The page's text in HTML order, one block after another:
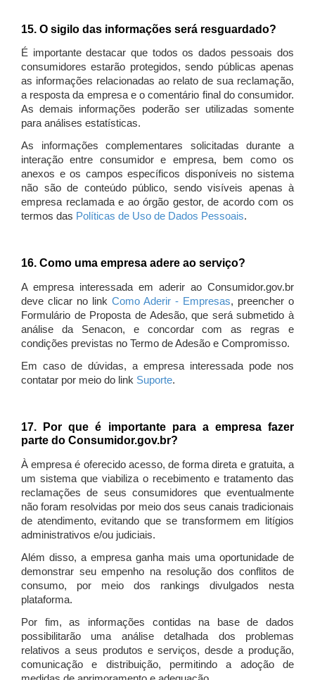
15. O sigilo das informações será resguardado?
É importante destacar que todos os dados pessoais dos
consumidores estarão protegidos, sendo públicas apenas
as informações relacionadas ao relato de sua reclamação,
a resposta da empresa e o comentário final do consumidor.
As demais informações poderão ser utilizadas somente
para análises estatísticas.
As informações complementares solicitadas durante a
interação entre consumidor e empresa, bem como os
anexos e os campos específicos disponíveis no sistema
não são de conteúdo público, sendo visíveis apenas à
empresa reclamada e ao órgão gestor, de acordo com os
termos das Políticas de Uso de Dados Pessoais.
16. Como uma empresa adere ao serviço?
A empresa interessada em aderir ao Consumidor.gov.br
deve clicar no link Como Aderir - Empresas, preencher o
Formulário de Proposta de Adesão, que será submetido à
análise da Senacon, e concordar com as regras e
condições previstas no Termo de Adesão e Compromisso.
Em caso de dúvidas, a empresa interessada pode nos
contatar por meio do link Suporte.
17. Por que é importante para a empresa fazer
parte do Consumidor.gov.br?
À empresa é oferecido acesso, de forma direta e gratuita, a
um sistema que viabiliza o recebimento e tratamento das
reclamações de seus consumidores que eventualmente
não foram resolvidas por meio dos seus canais tradicionais
de atendimento, evitando que se transformem em litígios
administrativos e/ou judiciais.
Além disso, a empresa ganha mais uma oportunidade de
demonstrar seu empenho na resolução dos conflitos de
consumo, por meio dos rankings divulgados nesta
plataforma.
Por fim, as informações contidas na base de dados
possibilitarão uma análise detalhada dos problemas
relativos a seus produtos e serviços, desde a produção,
comunicação e distribuição, permitindo a adoção de